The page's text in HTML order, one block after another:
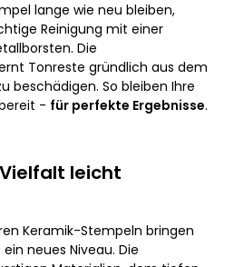
lange wie neu bleiben,
Reinigung mit einer
Die
Tonreste gründlich aus dem
beschädigen. So bleiben Ihre
- für perfekte Ergebnisse.
leicht
Keramik-Stempeln bringen
neues Niveau. Die